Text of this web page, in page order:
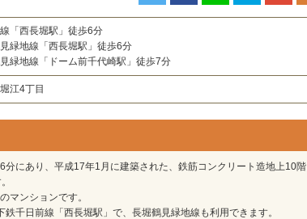
「西長堀駅」徒歩6分
緑地線「西長堀駅」徒歩6分
緑地線「ドーム前千代崎駅」徒歩7分
江4丁目
分にあり、平成17年1月に建築された、鉄筋コンクリート造地上10階
マンションです。
千日前線「西長堀駅」で、長堀鶴見緑地線も利用できます。